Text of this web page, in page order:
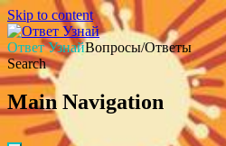
Skip to content
Ответ УзнайВопросы/Ответы
Search
Main Navigation